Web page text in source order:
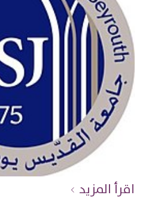
اقرأ المزيد